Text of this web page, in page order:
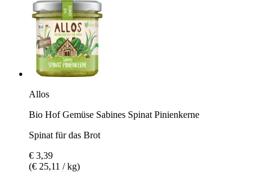
Allos
Bio Hof Gemüse Sabines Spinat Pinienkerne
Spinat für das Brot
€ 3,39
(€ 25,11 / kg)